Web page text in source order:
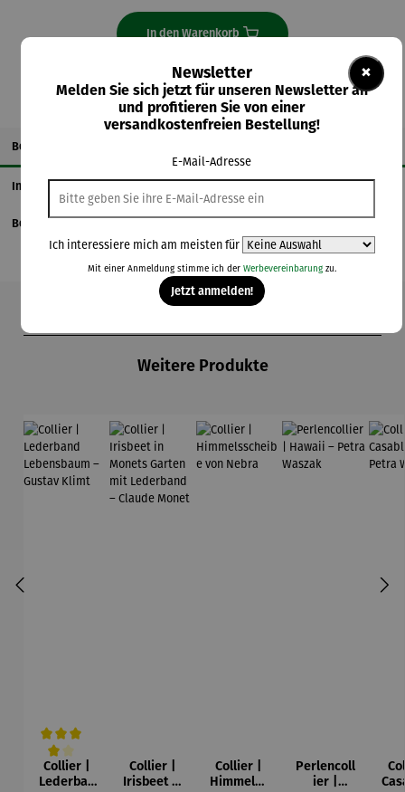
In den Warenkorb
Beschreibung
Informationen zum Hersteller
Bewertungen
Weitere Produkte
Durchschnittliche Bewertung von 4 von 5 Sternen
Collier |
Lederban
Collier |
Irisbeet in
Collier |
Himmelss
Perlencoll
ier |
×
Newsletter
Melden Sie sich jetzt für unseren Newsletter an
und profitieren Sie von einer
versandkostenfreien Bestellung!
E-Mail-Adresse
Ich interessiere mich am meisten für
Mit einer Anmeldung stimme ich der Werbevereinbarungzu.
Jetzt anmelden!